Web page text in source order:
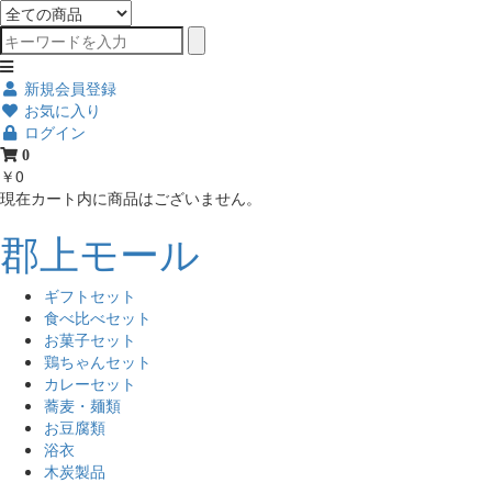
新規会員登録
お気に入り
ログイン
0
￥0
現在カート内に商品はございません。
郡上モール
ギフトセット
食べ比べセット
お菓子セット
鶏ちゃんセット
カレーセット
蕎麦・麺類
お豆腐類
浴衣
木炭製品